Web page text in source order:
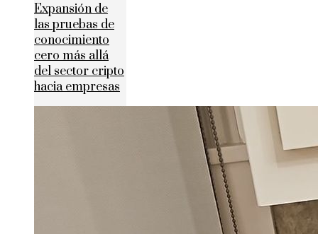
Expansión de
las pruebas de
conocimiento
cero más allá
del sector cripto
hacia empresas